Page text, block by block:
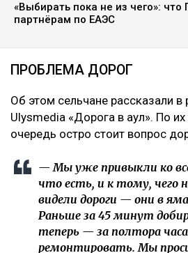
«Выбирать пока не из чего»:
партнёрам по ЕАЭС
ПРОБЛЕМА ДОРОГ
Об этом сельчане рассказали в
Ulysmedia «Дорога в аул». По
очередь остро стоит вопрос
— Мы уже привыкли ко
что есть, и к тому, чего
видели дороги — они в
Раньше за 45 минут
теперь — за полтора
ремонтировать. Мы